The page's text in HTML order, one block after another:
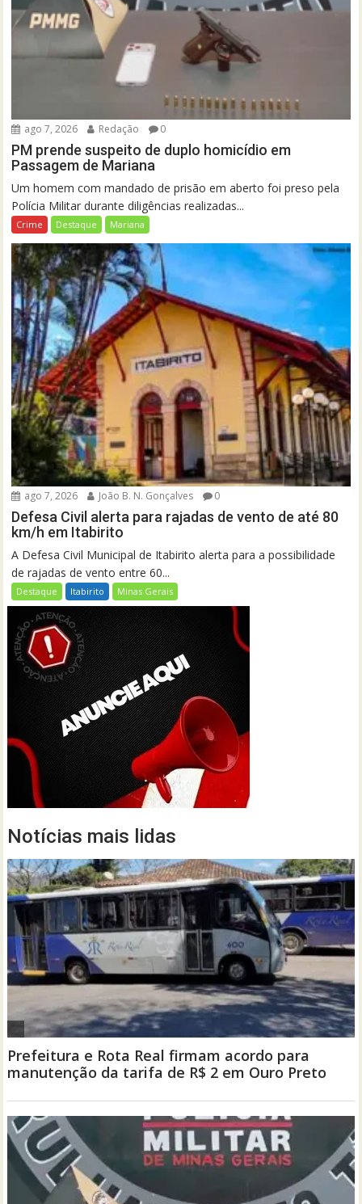
ago 7, 2026 Redação 0
PM prende suspeito de duplo homicídio em
Passagem de Mariana
Um homem com mandado de prisão em aberto foi preso pela
Polícia Militar durante diligências realizadas...
Crime Destaque Mariana
ago 7, 2026 João B. N. Gonçalves 0
Defesa Civil alerta para rajadas de vento de até 80
km/h em Itabirito
A Defesa Civil Municipal de Itabirito alerta para a possibilidade
de rajadas de vento entre 60...
Destaque Itabirito Minas Gerais
Notícias mais lidas